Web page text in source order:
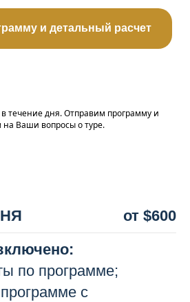
и детальный расчет
течение дня. Отправим программу и
на Ваши вопросы о туре.
от $600
по программе;
с